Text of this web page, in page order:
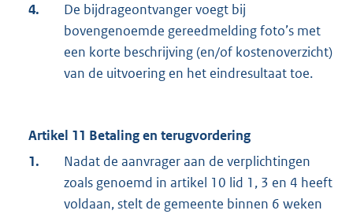
4.
De bijdrageontvanger voegt bij
bovengenoemde gereedmelding foto’s met
een korte beschrijving (en/of kostenoverzicht)
van de uitvoering en het eindresultaat toe.
Artikel 11 Betaling en terugvordering
1.
Nadat de aanvrager aan de verplichtingen
zoals genoemd in artikel 10 lid 1, 3 en 4 heeft
voldaan, stelt de gemeente binnen 6 weken